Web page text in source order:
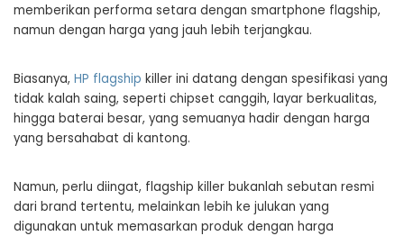
memberikan performa setara dengan smartphone flagship,
namun dengan harga yang jauh lebih terjangkau.
Biasanya, HP flagship killer ini datang dengan spesifikasi yang
tidak kalah saing, seperti chipset canggih, layar berkualitas,
hingga baterai besar, yang semuanya hadir dengan harga
yang bersahabat di kantong.
Namun, perlu diingat, flagship killer bukanlah sebutan resmi
dari brand tertentu, melainkan lebih ke julukan yang
digunakan untuk memasarkan produk dengan harga